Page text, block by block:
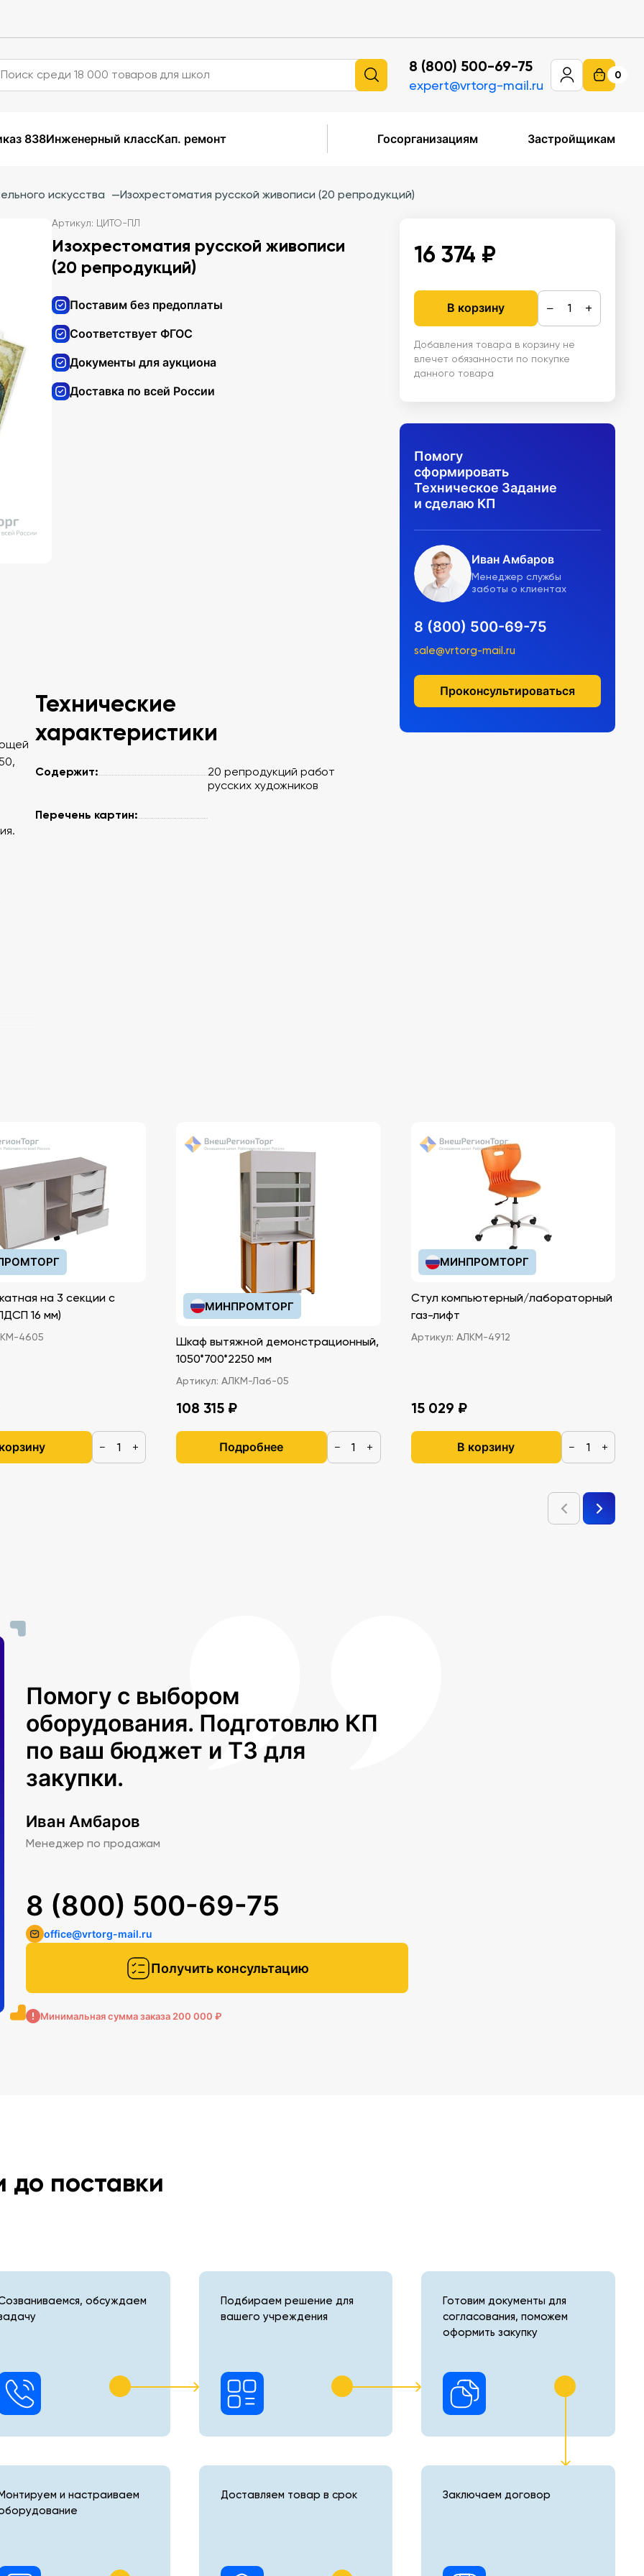
8 (800) 500-69-75
expert@vrtorg-mail.ru
0
838Инженерный классКап. ремонт Госорганизациям Застройщикам
искусства —Изохрестоматия русской живописи (20 репродукций)
Артикул: ЦИТО-ПЛ
Изохрестоматия русской живописи
(20 репродукций)
Поставим без предоплаты
Соответствует ФГОС
Документы для аукциона
Доставка по всей России
16 374 ₽
В корзину − +
Добавления товара в корзину не
влечет обязанности по покупке
данного товара
Помогу
сформировать
Техническое Задание
и сделаю КП
Иван Амбаров
Менеджер службы
заботы о клиентах
8 (800) 500-69-75
sale@vrtorg-mail.ru
Проконсультироваться
Технические
характеристики
Содержит:
20 репродукций работ
русских художников
Перечень картин:
на 3 секции с
(ЛДСП 16 мм)
4605
− +
МИНПРОМТОРГ
Шкаф вытяжной демонстрационный,
1050*700*2250 мм
Артикул: АЛКМ-Лаб-05
108 315 ₽
Подробнее − +
МИНПРОМТОРГ
Стул компьютерный/лабораторный
газ-лифт
Артикул: АЛКМ-4912
15 029 ₽
В корзину − +
Помогу с выбором
оборудования. Подготовлю КП
по ваш бюджет и ТЗ для
закупки.
Иван Амбаров
Менеджер по продажам
Получить консультацию
8 (800) 500-69-75
office@vrtorg-mail.ru
Минимальная сумма заказа 200 000 ₽
до поставки
обсуждаем
Подбираем решение для
вашего учреждения
Готовим документы для
согласования, поможем
оформить закупку
и настраиваем
Доставляем товар в срок Заключаем договор